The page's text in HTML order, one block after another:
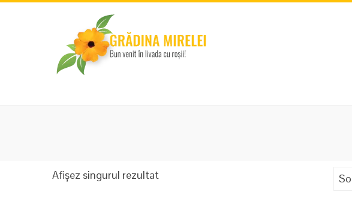
Afișez singurul rezultat